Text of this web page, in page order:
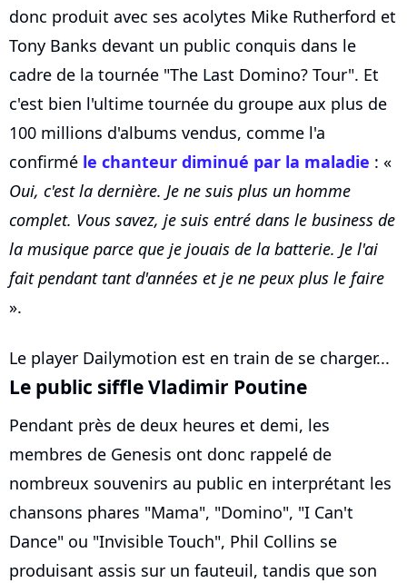
donc produit avec ses acolytes Mike Rutherford et
Tony Banks devant un public conquis dans le
cadre de la tournée "The Last Domino? Tour". Et
c'est bien l'ultime tournée du groupe aux plus de
100 millions d'albums vendus, comme l'a
confirmé le chanteur diminué par la maladie : «
Oui, c'est la dernière. Je ne suis plus un homme
complet. Vous savez, je suis entré dans le business de
la musique parce que je jouais de la batterie. Je l'ai
fait pendant tant d'années et je ne peux plus le faire
».
Le player Dailymotion est en train de se charger...
Le public siffle Vladimir Poutine
Pendant près de deux heures et demi, les
membres de Genesis ont donc rappelé de
nombreux souvenirs au public en interprétant les
chansons phares "Mama", "Domino", "I Can't
Dance" ou "Invisible Touch", Phil Collins se
produisant assis sur un fauteuil, tandis que son